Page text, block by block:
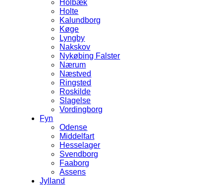
Holbæk
Holte
Kalundborg
Køge
Lyngby
Nakskov
Nykøbing Falster
Nærum
Næstved
Ringsted
Roskilde
Slagelse
Vordingborg
Fyn
Odense
Middelfart
Hesselager
Svendborg
Faaborg
Assens
Jylland